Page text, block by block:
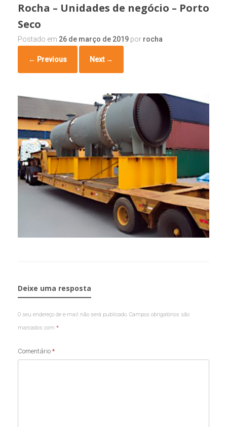
Rocha – Unidades de negócio – Porto
Seco
Postado em 26 de março de 2019 por rocha
← Previous Next →
Deixe uma resposta
O seu endereço de e-mail não será publicado. Campos obrigatórios são
marcados com *
Comentário *